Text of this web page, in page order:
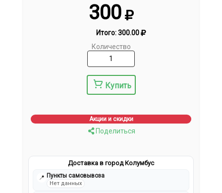
300
Итого:300.00
Количество
Купить
Акции и скидки
Поделиться
Доставка в город Колумбус
📍 Пункты самовывоза
Нет данных